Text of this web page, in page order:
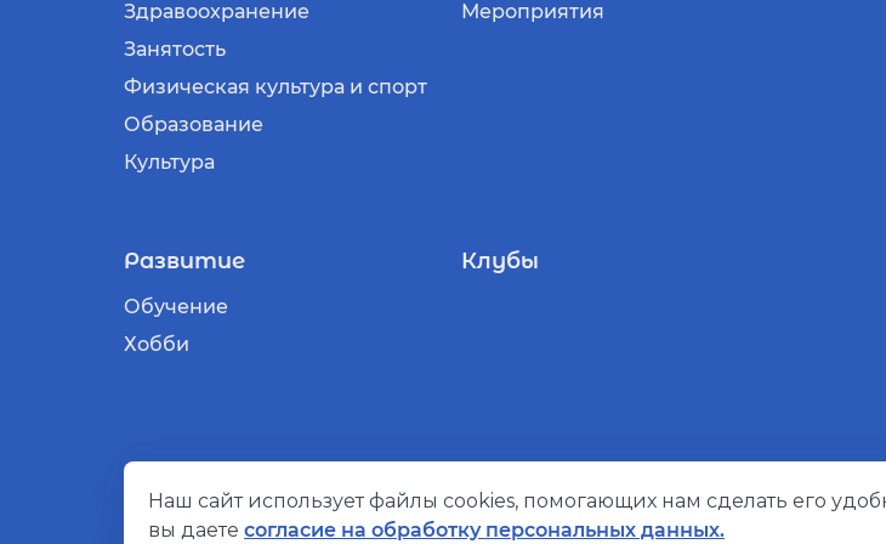
Здравоохранение
Занятость
Физическая культура и спорт
Образование
Культура
Мероприятия
Развитие
Обучение
Хобби
Клубы
© Социальный компас, 2026 Политика
Наш сайт использует файлы cookies, помогающих нам сделать его
вы даете согласие на обработку персональных данных.